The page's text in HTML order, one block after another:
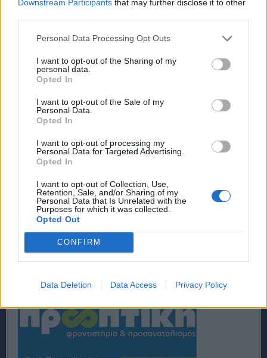
Downstream Participants that may further disclose it to other
Personal Data Processing Opt Outs
I want to opt-out of the Sharing of my
personal data.
Opted In
I want to opt-out of the Sale of my
Personal Data.
Opted In
I want to opt-out of processing my
Personal Data for Targeted Advertising.
Opted In
I want to opt-out of Collection, Use,
Retention, Sale, and/or Sharing of my
Personal Data that Is Unrelated with the
Purposes for which it was collected.
Opted Out
CONFIRM
Data Deletion Data Access Privacy Policy